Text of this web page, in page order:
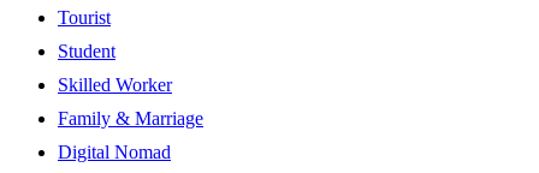
Tourist
Student
Skilled Worker
Family & Marriage
Digital Nomad